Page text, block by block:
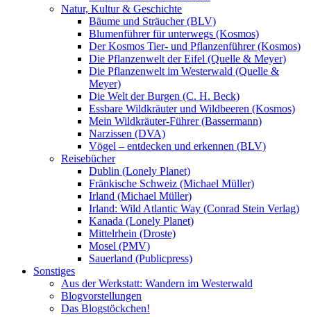
Natur, Kultur & Geschichte
Bäume und Sträucher (BLV)
Blumenführer für unterwegs (Kosmos)
Der Kosmos Tier- und Pflanzenführer (Kosmos)
Die Pflanzenwelt der Eifel (Quelle & Meyer)
Die Pflanzenwelt im Westerwald (Quelle &
Meyer)
Die Welt der Burgen (C. H. Beck)
Essbare Wildkräuter und Wildbeeren (Kosmos)
Mein Wildkräuter-Führer (Bassermann)
Narzissen (DVA)
Vögel – entdecken und erkennen (BLV)
Reisebücher
Dublin (Lonely Planet)
Fränkische Schweiz (Michael Müller)
Irland (Michael Müller)
Irland: Wild Atlantic Way (Conrad Stein Verlag)
Kanada (Lonely Planet)
Mittelrhein (Droste)
Mosel (PMV)
Sauerland (Publicpress)
Sonstiges
Aus der Werkstatt: Wandern im Westerwald
Blogvorstellungen
Das Blogstöckchen!